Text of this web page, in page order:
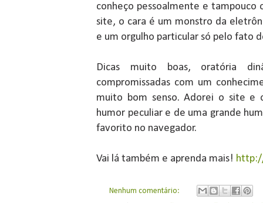
conheço pessoalmente e tampouco
site, o cara é um monstro da
e um orgulho particular só pelo fato
Dicas muito boas, oratória
compromissadas com um
muito bom senso. Adorei o site e
humor peculiar e de uma grande
favorito no navegador.
Vai lá também e aprenda mais!
Nenhum comentário: